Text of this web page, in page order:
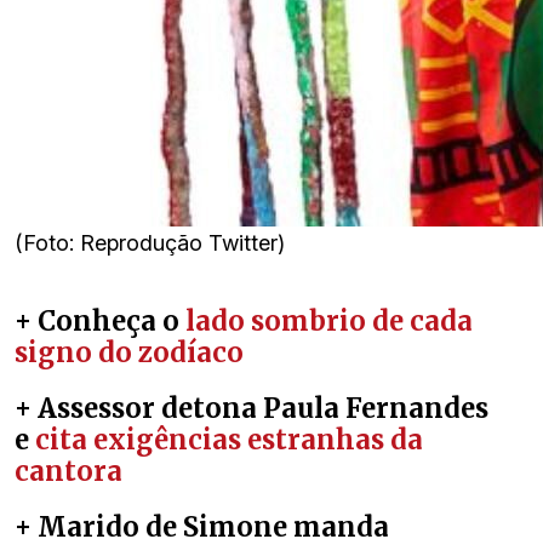
(Foto: Reprodução Twitter)
+ Conheça o lado sombrio de cada
signo do zodíaco
+ Assessor detona Paula Fernandes
e cita exigências estranhas da
cantora
+ Marido de Simone manda